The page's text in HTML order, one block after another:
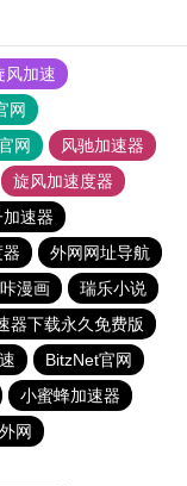
风加速
网
网
风驰加速器
旋风加速度器
加速器
外网网址导航
漫画
瑞乐小说
器下载永久免费版
BitzNet官网
小蜜蜂加速器
网